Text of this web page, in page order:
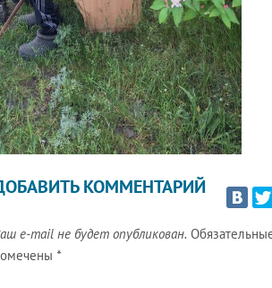
КОММЕНТАРИЙ
e-mail не будет опубликован.
*